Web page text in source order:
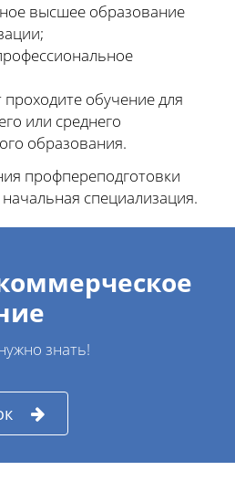
высшее образование
обучение для
или среднего
образования.
профпереподготовки
специализация.
знать!